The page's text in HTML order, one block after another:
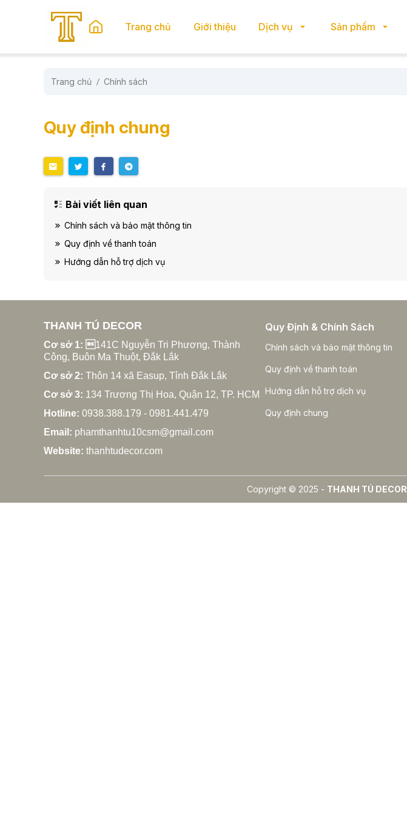
Trang chủ Giới thiệu Dịch vụ Sản phẩm
Trang chủ Chính sách
Quy định chung
Bài viết liên quan
Chính sách và bảo mật thông tin
Quy định về thanh toán
Hướng dẫn hỗ trợ dịch vụ
THANH TÚ DECOR
Cơ sở 1: 141C Nguyễn Tri Phương, Thành
Công, Buôn Ma Thuột, Đắk Lắk
Cơ sở 2: Thôn 14 xã Easup, Tỉnh Đắk Lắk
Cơ sở 3: 134 Trương Thị Hoa, Quận 12, TP. HCM
Hotline: 0938.388.179 - 0981.441.479
Email: phamthanhtu10csm@gmail.com
Website: thanhtudecor.com
Quy Định & Chính Sách
Chính sách và bảo mật thông tin
Quy định về thanh toán
Hướng dẫn hỗ trợ dịch vụ
Quy định chung
Copyright © 2025 - THANH TÚ DECOR